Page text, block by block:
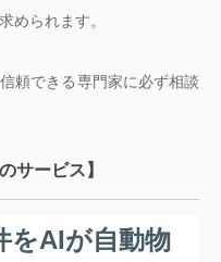
められます。
頼できる専門家に必ず相談
サービス】
をAIが自動物